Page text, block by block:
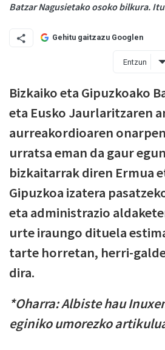
Batzar Nagusietako osoko bilkura.
Gehitu gaitzazu Googlen
Entzun
Bizkaiko eta Gipuzkoako
eta Eusko Jaurlaritzaren
aurreakordioaren
urratsa eman da gaur
bizkaitarrak diren Ermua
Gipuzkoa izatera
eta administrazio
urte iraungo dituela
tarte horretan, herri-
dira.
*Oharra: Albiste hau
eginiko umorezko